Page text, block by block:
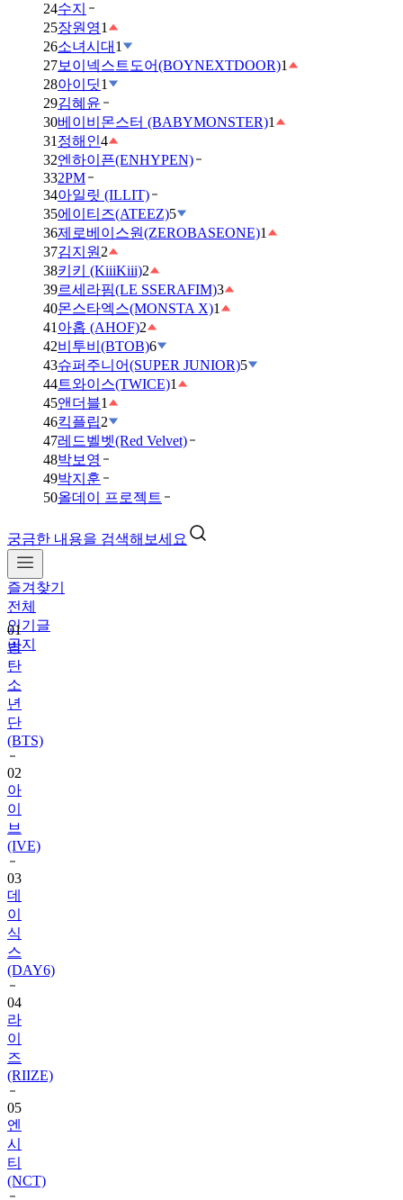
24수지
25장원영1
26소녀시대 1
27보이넥스트도어(BOYNEXTDOOR)1
28아이딧1
29김혜윤
30베이비몬스터 (BABYMONSTER)1
31 정해인4
32엔하이픈(ENHYPEN)
332PM
34아일릿 (ILLIT)
35에이티즈(ATEEZ)5
36제로베이스원(ZEROBASEONE)1
37김지원 2
38키키 (KiiiKiii)2
39르세라핌(LE SSERAFIM)3
40몬스타엑스(MONSTA X)1
41 아홉 (AHOF)2
42비투비(BTOB)6
43슈퍼주니어(SUPER JUNIOR)5
44트와이스(TWICE)1
45앤더블1
46킥플립2
47레드벨벳(Red Velvet)
48박보영
49박지훈
50올데이 프로젝트
궁금한 내용을 검색해보세요
즐겨찾기
전체
인기글
공지
01
방
탄
소
년
단
(BTS)
02
아
이
브
(IVE)
03
데
이
식
스
(DAY6)
04
라
이
즈
(RIIZE)
05
엔
시
티
(NCT)
06